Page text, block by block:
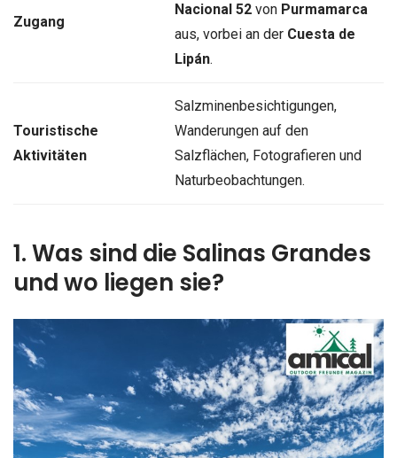
Zugang
Nacional 52von Purmamarca
aus, vorbei an der Cuesta de
Lipán.
Touristische
Aktivitäten
Salzminenbesichtigungen,
Wanderungen auf den
Salzflächen, Fotografieren und
Naturbeobachtungen.
1. Was sind die Salinas Grandes
und wo liegen sie?